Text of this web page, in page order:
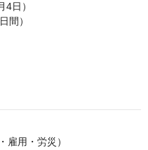
日）
間）
雇用・労災）